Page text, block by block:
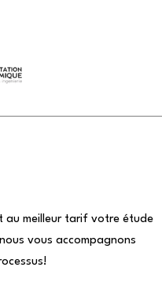
au meilleur tarif votre étude
vous accompagnons